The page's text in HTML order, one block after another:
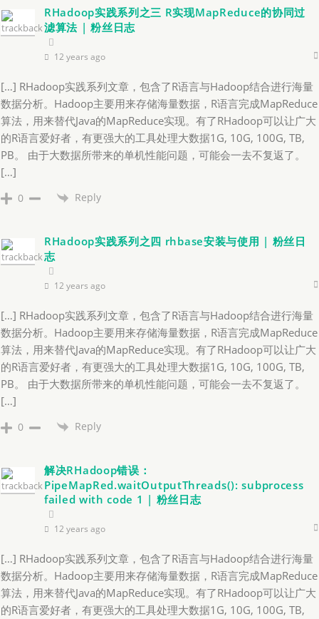
RHadoop实践系列之三 R实现MapReduce的协同过
滤算法 | 粉丝日志
12 years ago
[…] RHadoop实践系列文章，包含了R语言与Hadoop结合进行海量
数据分析。Hadoop主要用来存储海量数据，R语言完成MapReduce
算法，用来替代Java的MapReduce实现。有了RHadoop可以让广大
的R语言爱好者，有更强大的工具处理大数据1G, 10G, 100G, TB,
PB。 由于大数据所带来的单机性能问题，可能会一去不复返了。
[…]
0 Reply
RHadoop实践系列之四 rhbase安装与使用 | 粉丝日
志
12 years ago
[…] RHadoop实践系列文章，包含了R语言与Hadoop结合进行海量
数据分析。Hadoop主要用来存储海量数据，R语言完成MapReduce
算法，用来替代Java的MapReduce实现。有了RHadoop可以让广大
的R语言爱好者，有更强大的工具处理大数据1G, 10G, 100G, TB,
PB。 由于大数据所带来的单机性能问题，可能会一去不复返了。
[…]
0 Reply
解决RHadoop错误：
PipeMapRed.waitOutputThreads(): subprocess
failed with code 1 | 粉丝日志
12 years ago
[…] RHadoop实践系列文章，包含了R语言与Hadoop结合进行海量
数据分析。Hadoop主要用来存储海量数据，R语言完成MapReduce
算法，用来替代Java的MapReduce实现。有了RHadoop可以让广大
的R语言爱好者，有更强大的工具处理大数据1G, 10G, 100G, TB,